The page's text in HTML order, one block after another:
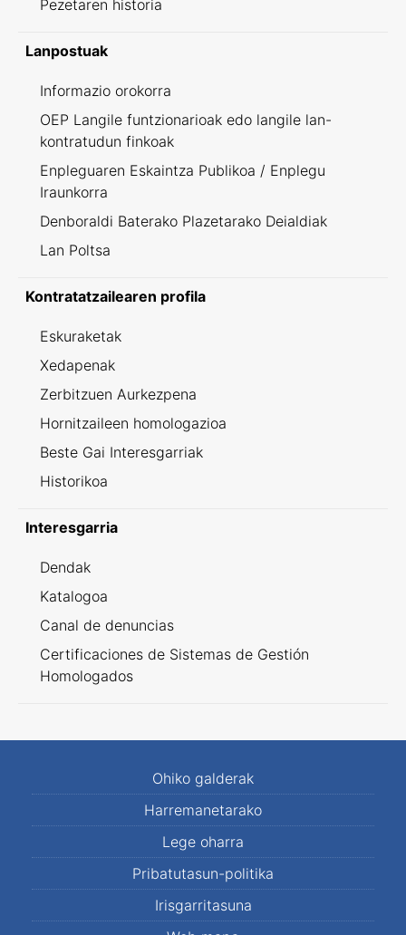
Pezetaren historia
Lanpostuak
Informazio orokorra
OEP Langile funtzionarioak edo langile lan-
kontratudun finkoak
Enpleguaren Eskaintza Publikoa / Enplegu
Iraunkorra
Denboraldi Baterako Plazetarako Deialdiak
Lan Poltsa
Kontratatzailearen profila
Eskuraketak
Xedapenak
Zerbitzuen Aurkezpena
Hornitzaileen homologazioa
Beste Gai Interesgarriak
Historikoa
Interesgarria
Dendak
Katalogoa
Canal de denuncias
Certificaciones de Sistemas de Gestión
Homologados
Ohiko galderak
Harremanetarako
Lege oharra
Pribatutasun-politika
Irisgarritasuna